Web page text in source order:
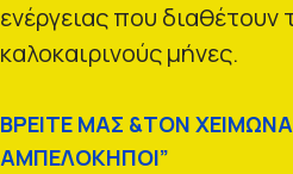
ενέργειας που διαθέτουν
καλοκαιρινούς μήνες.
ΒΡΕΙΤΕ ΜΑΣ &ΤΟΝ ΧΕΙΜΩΝΑ
ΑΜΠΕΛΟΚΗΠΟΙ”